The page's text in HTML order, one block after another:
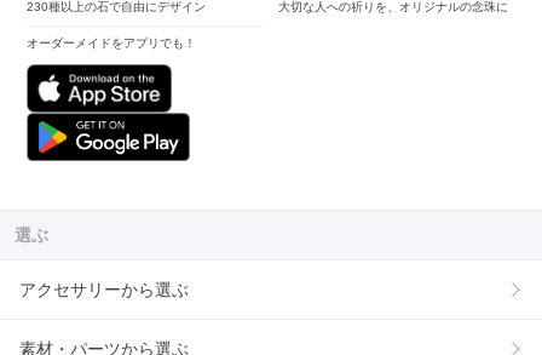
230種以上の石で自由にデザイン
オーダーメイドをアプリでも！
大切な人への祈りを、オリジナルの念珠に
選ぶ
アクセサリーから選ぶ
素材・パーツから選ぶ